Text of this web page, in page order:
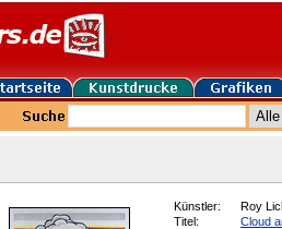
Künstler:
Roy
Titel:
Cloud